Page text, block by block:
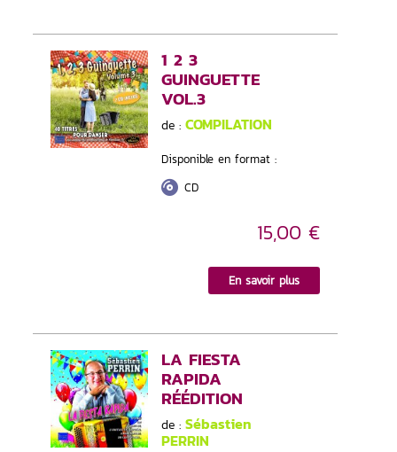
1 2 3
GUINGUETTE
VOL.3
de : COMPILATION
Disponible en format :
CD
15,00 €
En savoir plus
LA FIESTA
RAPIDA
RÉÉDITION
de : Sébastien
PERRIN